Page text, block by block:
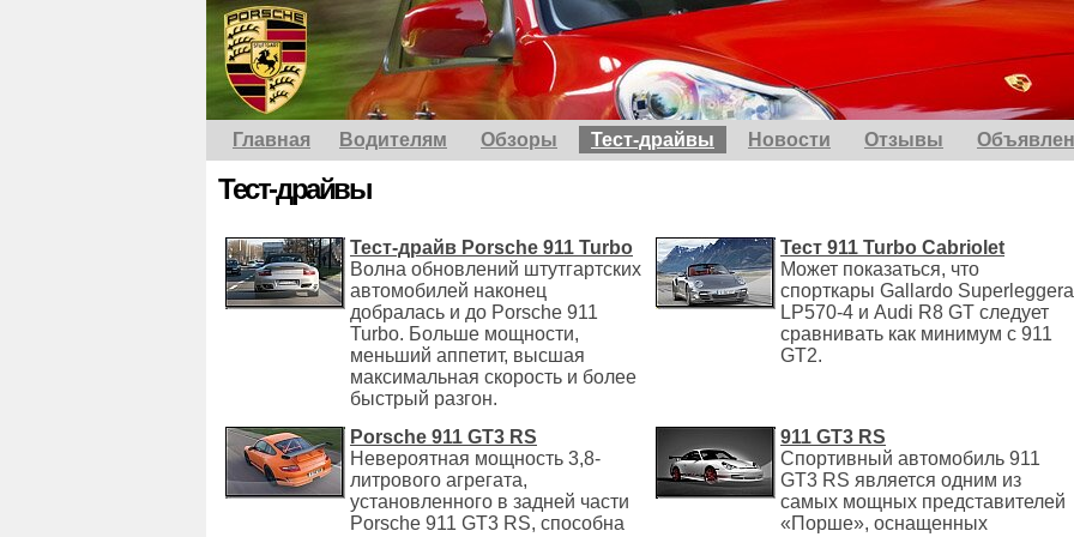
Главная Водителям Обзоры Тест-драйвы Новости Отзывы
Тест-драйвы
Тест-драйв Porsche 911 Turbo
Волна обновлений штутгартских
автомобилей наконец
добралась и до Porsche 911
Turbo. Больше мощности,
меньший аппетит, высшая
максимальная скорость и более
быстрый разгон.
Тест 911 Turbo Cabriolet
Может показаться, что
спорткары Gallardo Superleggera
LP570-4 и Audi R8 GT следует
сравнивать как минимум с 911
GT2.
Porsche 911 GT3 RS
Невероятная мощность 3,8-
литрового агрегата,
установленного в задней части
Porsche 911 GT3 RS, способна
911 GT3 RS
Спортивный автомобиль 911
GT3 RS является одним из
самых мощных представителей
«Порше», оснащенных